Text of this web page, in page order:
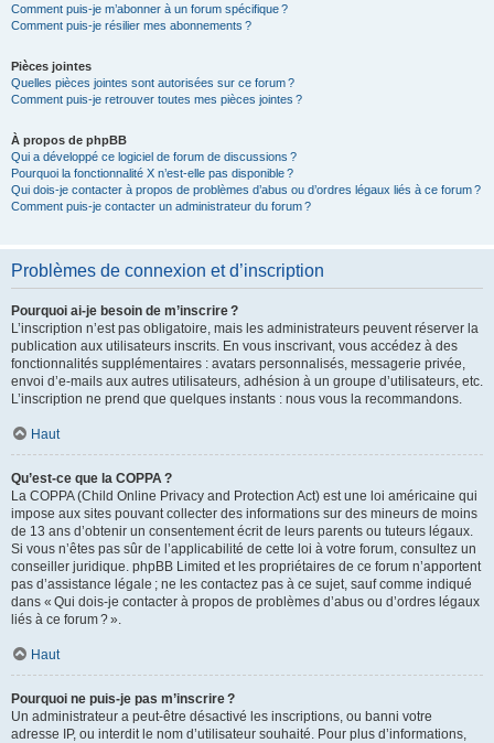
Comment puis-je m’abonner à un forum spécifique ?
Comment puis-je résilier mes abonnements ?
Pièces jointes
Quelles pièces jointes sont autorisées sur ce forum ?
Comment puis-je retrouver toutes mes pièces jointes ?
À propos de phpBB
Qui a développé ce logiciel de forum de discussions ?
Pourquoi la fonctionnalité X n’est-elle pas disponible ?
Qui dois-je contacter à propos de problèmes d’abus ou d’ordres légaux liés à ce forum ?
Comment puis-je contacter un administrateur du forum ?
Problèmes de connexion et d’inscription
Pourquoi ai-je besoin de m’inscrire ?
L’inscription n’est pas obligatoire, mais les administrateurs peuvent réserver la
publication aux utilisateurs inscrits. En vous inscrivant, vous accédez à des
fonctionnalités supplémentaires : avatars personnalisés, messagerie privée,
envoi d’e-mails aux autres utilisateurs, adhésion à un groupe d’utilisateurs, etc.
L’inscription ne prend que quelques instants : nous vous la recommandons.
Haut
Qu’est-ce que la COPPA ?
La COPPA (Child Online Privacy and Protection Act) est une loi américaine qui
impose aux sites pouvant collecter des informations sur des mineurs de moins
de 13 ans d’obtenir un consentement écrit de leurs parents ou tuteurs légaux.
Si vous n’êtes pas sûr de l’applicabilité de cette loi à votre forum, consultez un
conseiller juridique. phpBB Limited et les propriétaires de ce forum n’apportent
pas d’assistance légale ; ne les contactez pas à ce sujet, sauf comme indiqué
dans « Qui dois-je contacter à propos de problèmes d’abus ou d’ordres légaux
liés à ce forum ? ».
Haut
Pourquoi ne puis-je pas m’inscrire ?
Un administrateur a peut-être désactivé les inscriptions, ou banni votre
adresse IP, ou interdit le nom d’utilisateur souhaité. Pour plus d’informations,